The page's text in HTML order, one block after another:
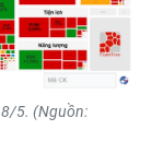
8/5. (Nguồn: